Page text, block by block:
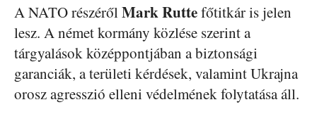
A NATO részérőlMark Ruttefőtitkár is jelen
lesz. A német kormány közlése szerint a
tárgyalások középpontjában a biztonsági
garanciák, a területi kérdések, valamint Ukrajna
orosz agresszió elleni védelmének folytatása áll.